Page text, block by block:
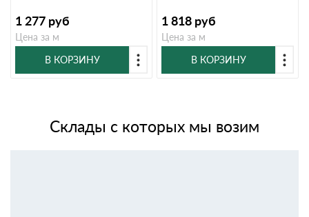
1 277 руб
Цена за м
В КОРЗИНУ
1 818 руб
Цена за м
В КОРЗИНУ
Склады с которых мы возим